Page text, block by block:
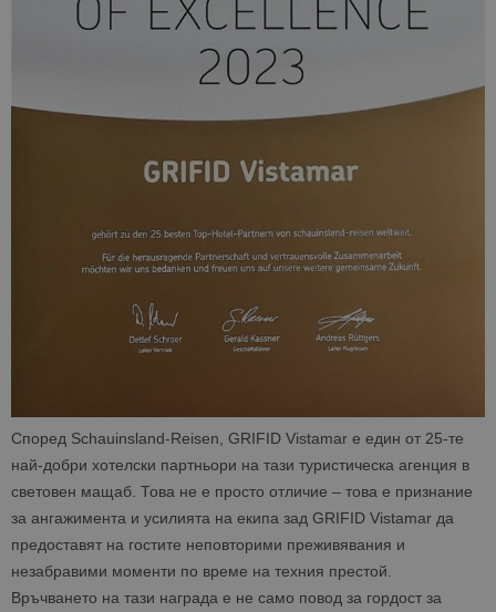
Според Schauinsland-Reisen, GRIFID Vistamar е един от 25-те
най-добри хотелски партньори на тази туристическа агенция в
световен мащаб. Това не е просто отличие – това е признание
за ангажимента и усилията на екипа зад GRIFID Vistamar да
предоставят на гостите неповторими преживявания и
незабравими моменти по време на техния престой.
Връчването на тази награда е не само повод за гордост за